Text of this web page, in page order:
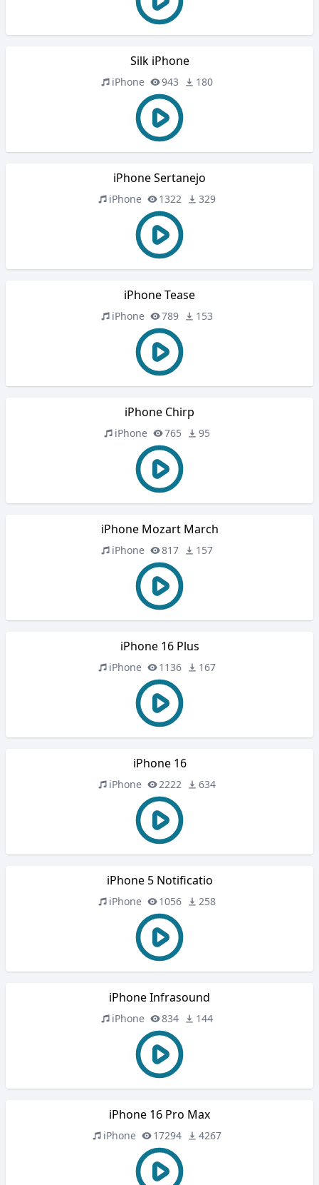
Silk iPhone
iPhone 943 180
iPhone Sertanejo
iPhone 1322 329
iPhone Tease
iPhone 789 153
iPhone Chirp
iPhone 765 95
iPhone Mozart March
iPhone 817 157
iPhone 16 Plus
iPhone 1136 167
iPhone 16
iPhone 2222 634
iPhone 5 Notificatio
iPhone 1056 258
iPhone Infrasound
iPhone 834 144
iPhone 16 Pro Max
iPhone 17294 4267